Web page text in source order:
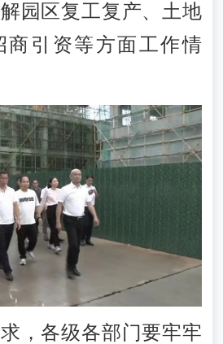
园区复工复产、土地
商引资等方面工作情
各级各部门要牢牢